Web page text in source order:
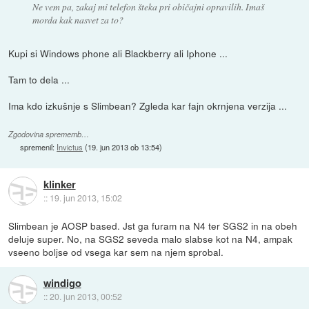
Ne vem pa, zakaj mi telefon šteka pri običajni opravilih. Imaš
morda kak nasvet za to?
Kupi si Windows phone ali Blackberry ali Iphone ...
Tam to dela ...
Ima kdo izkušnje s Slimbean? Zgleda kar fajn okrnjena verzija ...
Zgodovina sprememb…
spremenil: Invictus (19. jun 2013 ob 13:54)
klinker
:: 19. jun 2013, 15:02
Slimbean je AOSP based. Jst ga furam na N4 ter SGS2 in na obeh
deluje super. No, na SGS2 seveda malo slabse kot na N4, ampak
vseeno boljse od vsega kar sem na njem sprobal.
windigo
::20. jun 2013, 00:52